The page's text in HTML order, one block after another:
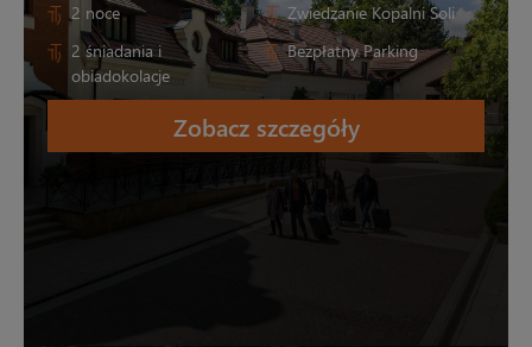
2 noce
2 śniadania i
obiadokolacje
Zwiedzanie Kopalni Soli
Bezpłatny Parking
Zobacz szczegóły